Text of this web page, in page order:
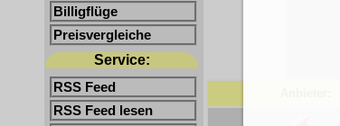
Billigflüge
Preisvergleiche
Service:
RSS Feed
RSS Feed lesen